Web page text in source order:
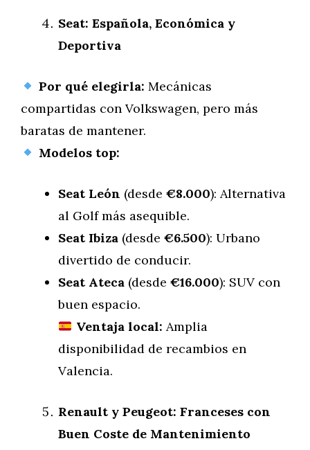
Seat: Española, Económica y
Deportiva
Por qué elegirla: Mecánicas
compartidas con Volkswagen, pero más
baratas de mantener.
Modelos top:
Seat León (desde €8.000): Alternativa
al Golf más asequible.
Seat Ibiza (desde €6.500): Urbano
divertido de conducir.
Seat Ateca (desde €16.000): SUV con
buen espacio.
Ventaja local: Amplia
disponibilidad de recambios en
Valencia.
Renault y Peugeot: Franceses con
Buen Coste de Mantenimiento